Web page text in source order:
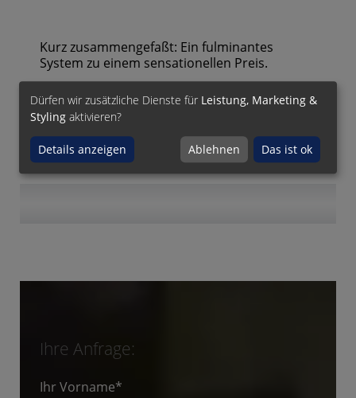
Kurz zusammengefaßt: Ein fulminantes
System zu einem sensationellen Preis.
Gern präsentiert Ihnen unser Plattenspieler-
Spezialist Mario Grözinger den Hurrican NEO
im HiFi Forum.
Ihre Anfrage:
Ihr Vorname*
Dürfen wir zusätzliche Dienste für Leistung, Marketing &
Styling aktivieren?
Details anzeigen Ablehnen Das ist ok